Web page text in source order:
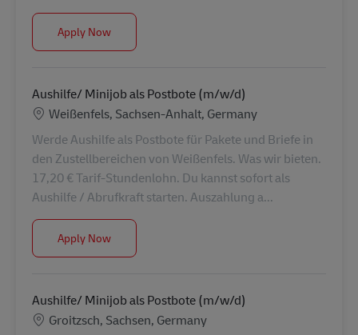
Apply NowAushilfe/ Minijob als Postbote (m/w/d)
Aushilfe/ Minijob als Postbote (m/w/d)
Location
Weißenfels, Sachsen-Anhalt, Germany
Werde Aushilfe als Postbote für Pakete und Briefe in
den Zustellbereichen von Weißenfels. Was wir bieten.
17,20 € Tarif-Stundenlohn. Du kannst sofort als
Aushilfe / Abrufkraft starten. Auszahlung a...
Apply NowAushilfe/ Minijob als Postbote (m/w/d)
Aushilfe/ Minijob als Postbote (m/w/d)
Location
Groitzsch, Sachsen, Germany